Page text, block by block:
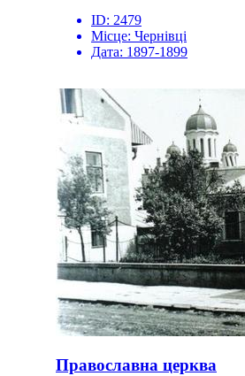
ID: 2479
Місце: Чернівці
Дата: 1897-1899
Православна церква